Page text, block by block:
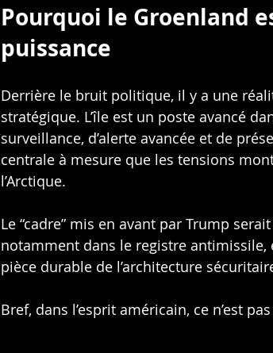
Pourquoi le Groenland
puissance
Derrière le bruit politique, il y a une
stratégique. L’île est un poste avancé
surveillance, d’alerte avancée et de
centrale à mesure que les tensions
l’Arctique.
Le “cadre” mis en avant par Trump
notamment dans le registre
pièce durable de l’architecture
Bref, dans l’esprit américain, ce n’est